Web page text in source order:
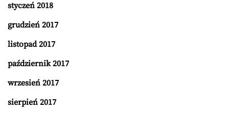
styczeń 2018
grudzień 2017
listopad 2017
październik 2017
wrzesień 2017
sierpień 2017